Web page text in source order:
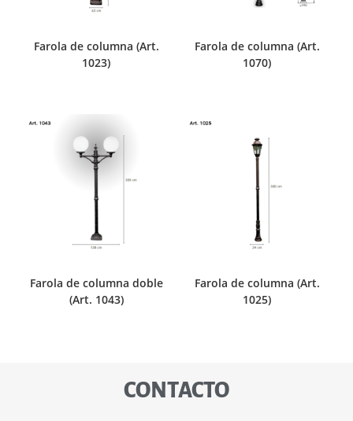
Farola de columna (Art.
1023)
Farola de columna (Art.
1070)
Farola de columna doble
(Art. 1043)
Farola de columna (Art.
1025)
CONTACTO